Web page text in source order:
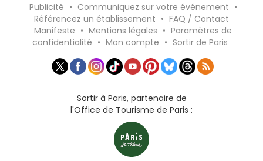
Publicité • Communiquez sur votre événement •
Référencez un établissement • FAQ / Contact
Manifeste • Mentions légales • Paramètres de
confidentialité • Mon compte • Sortir de Paris
Sortir à Paris, partenaire de
l'Office de Tourisme de Paris :